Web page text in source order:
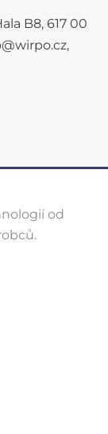
B8, 617 00
od